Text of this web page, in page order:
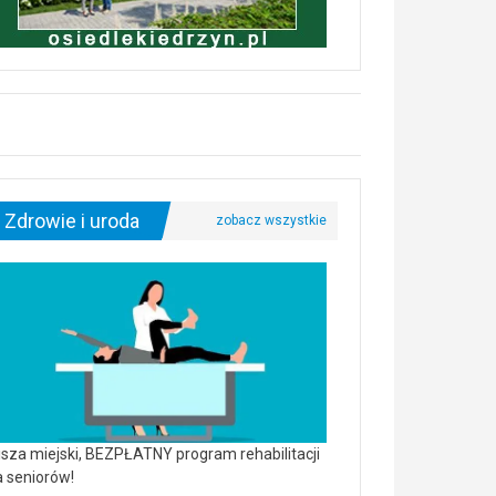
Zdrowie i uroda
miejski, BEZPŁATNY program rehabilitacji
seniorów!